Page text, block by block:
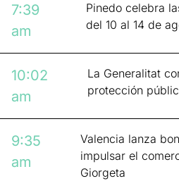
7:39
am
Pinedo celebra
del 10 al 14 de
10:02
am
La Generalitat
protección
9:35
am
Valencia lanza
impulsar el
Giorgeta